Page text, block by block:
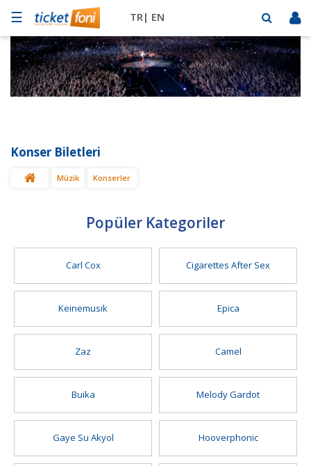
☰ TR| EN
Futbol
Basketbol
Mekanlar
Diğer
Konser Biletleri
Müzik Konserler
Popüler Kategoriler
Carl Cox Cigarettes After Sex
Keinemusik Epica
Zaz Camel
Buika Melody Gardot
Gaye Su Akyol Hooverphonic